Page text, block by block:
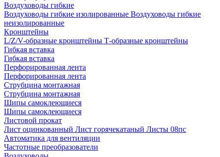
Воздуховоды гибкие
Воздуховоды гибкие изолированные Воздуховоды гибкие
неизолированные
Кронштейны
L/Z/V-образные кронштейны Т-образные кронштейны
Гибкая вставка
Гибкая вставка
Перфорированная лента
Перфорированная лента
Струбцина монтажная
Струбцина монтажная
Шипы самоклеющиеся
Шипы самоклеющиеся
Листовой прокат
Лист оцинкованный Лист горячекатаный Листы 08пс
Автоматика для вентиляции
Частотные преобразователи